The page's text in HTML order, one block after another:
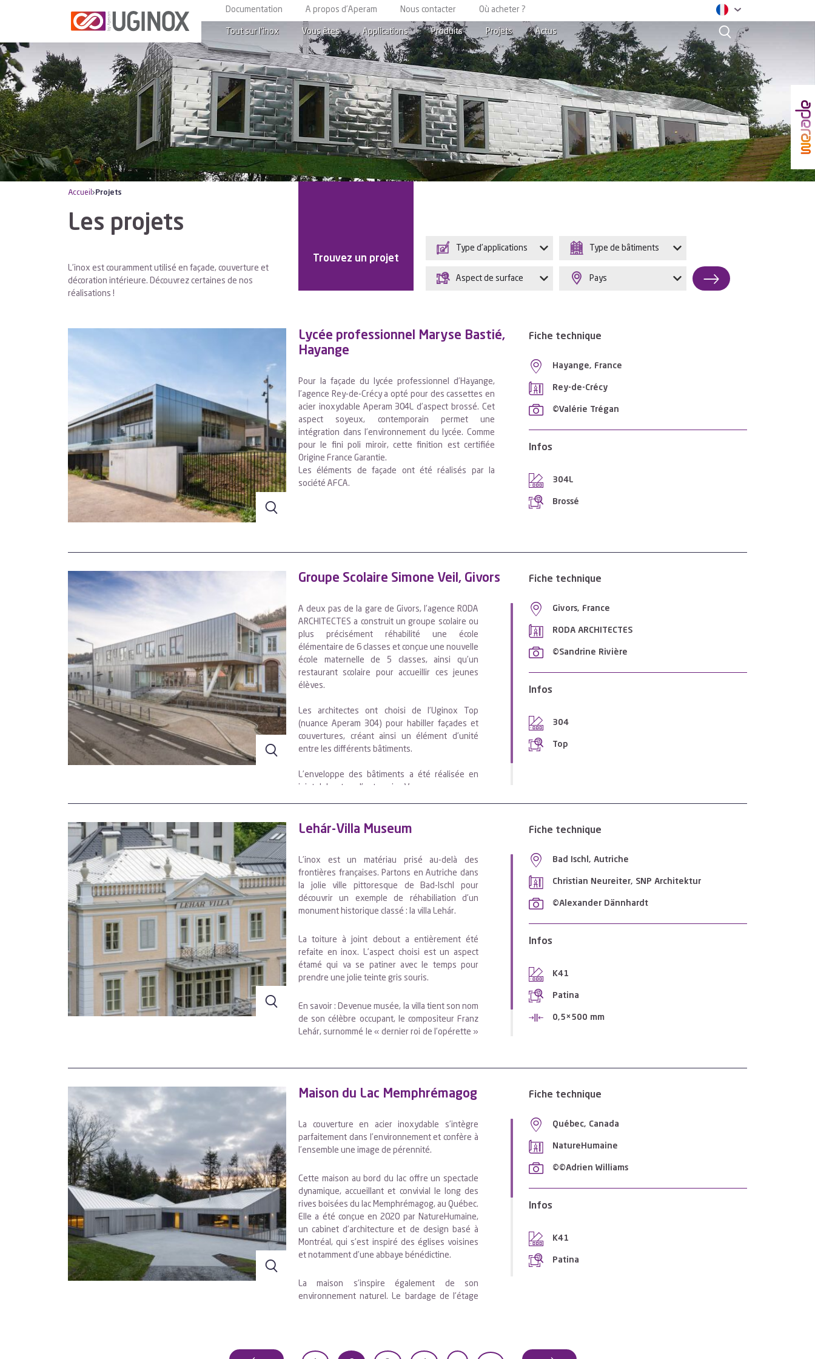
Documentation A propos d’Aperam Nous contacter Où acheter ?
Tout sur l’inox Vous êtes Applications Produits Projets Actus
Accueil Projets
Les projets
L’inox est couramment utilisé en façade, couverture et
décoration intérieure. Découvrez certaines de nos
réalisations !
Trouvez un projet
Type d’applications Type de bâtiments
Aspect de surface Pays
Lycée professionnel Maryse Bastié,
Hayange
Pour la façade du lycée professionnel d’Hayange,
l’agence Rey-de-Crécy a opté pour des cassettes en
acier inoxydable Aperam 304L d’aspect brossé. Cet
aspect soyeux, contemporain permet une
intégration dans l’environnement du lycée. Comme
pour le fini poli miroir, cette finition est certifiée
Origine France Garantie.
Les éléments de façade ont été réalisés par la
société AFCA.
Fiche technique
Hayange, France
Rey-de-Crécy
©Valérie Trégan
Infos
304L
Brossé
Groupe Scolaire Simone Veil, Givors
A deux pas de la gare de Givors, l’agence RODA
ARCHITECTES a construit un groupe scolaire ou
plus précisément réhabilité une école
élémentaire de 6 classes et conçue une nouvelle
école maternelle de 5 classes, ainsi qu’un
restaurant scolaire pour accueillir ces jeunes
élèves.
Les architectes ont choisi de l’Uginox Top
(nuance Aperam 304) pour habiller façades et
couvertures, créant ainsi un élément d’unité
entre les différents bâtiments.
L’enveloppe des bâtiments a été réalisée en
joint debout par l’entreprise Vaganay.
Fiche technique
Givors, France
RODA ARCHITECTES
©Sandrine Rivière
Infos
304
Top
Lehár-Villa Museum
L’inox est un matériau prisé au-delà des
frontières françaises. Partons en Autriche dans
la jolie ville pittoresque de Bad-Ischl pour
découvrir un exemple de réhabiliation d’un
monument historique classé : la villa Lehár.
La toiture à joint debout a entièrement été
refaite en inox. L’aspect choisi est un aspect
étamé qui va se patiner avec le temps pour
prendre une jolie teinte gris souris.
En savoir : Devenue musée, la villa tient son nom
de son célèbre occupant, le compositeur Franz
Lehár, surnommé le « dernier roi de l’opérette »
Fiche technique
Bad Ischl, Autriche
Christian Neureiter, SNP Architektur
©Alexander Dännhardt
Infos
K41
Patina
0,5×500 mm
Maison du Lac Memphrémagog
La couverture en acier inoxydable s’intègre
parfaitement dans l’environnement et confère à
l’ensemble une image de pérennité.
Cette maison au bord du lac offre un spectacle
dynamique, accueillant et convivial le long des
rives boisées du lac Memphrémagog, au Québec.
Elle a été conçue en 2020 par NatureHumaine,
un cabinet d’architecture et de design basé à
Montréal, qui s’est inspiré des églises voisines
et notamment d’une abbaye bénédictine.
La maison s’inspire également de son
environnement naturel. Le bardage de l’étage
Fiche technique
Québec, Canada
NatureHumaine
©©Adrien Williams
Infos
K41
Patina